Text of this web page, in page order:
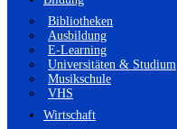
Bibliotheken
Ausbildung
E-Learning
Universitäten & Studium
Musikschule
VHS
Wirtschaft